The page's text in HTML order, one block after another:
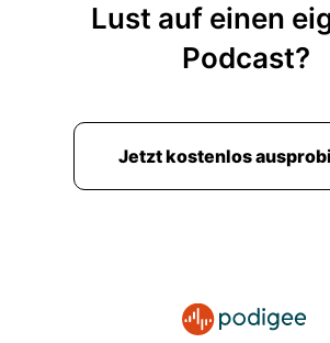
Lust auf einen
Podcast?
Jetzt kostenlos